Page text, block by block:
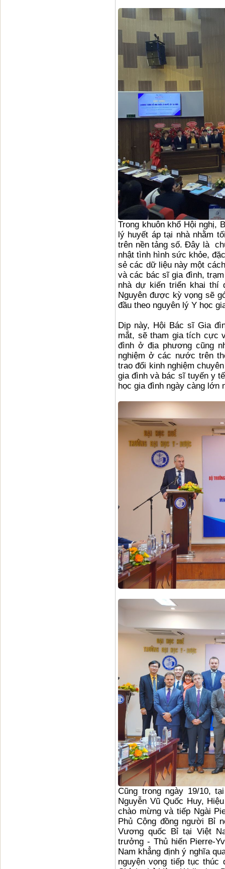
Trong khuôn khổ Hội nghị,
lý huyết áp tại nhà nhằm
trên nền tảng số. Đây là
nhật tình hình sức khỏe,
sẻ các dữ liệu này một
và các bác sĩ gia đình,
nhà dự kiến triển khai thí
Nguyên được kỳ vọng sẽ
đầu theo nguyên lý Y học
Dịp này, Hội Bác sĩ Gia
mắt, sẽ tham gia tích cực
đình ở địa phương cũng
nghiệm ở các nước trên
trao đổi kinh nghiệm
gia đình và bác sĩ tuyến y
học gia đình ngày càng lớn
Cũng trong ngày 19/10,
Nguyễn Vũ Quốc Huy,
chào mừng và tiếp Ngài
Phủ Cộng đồng người Bỉ
Vương quốc Bỉ tại Việt
trưởng - Thủ hiến Pierre-
Nam khẳng định ý nghĩa
nguyện vọng tiếp tục